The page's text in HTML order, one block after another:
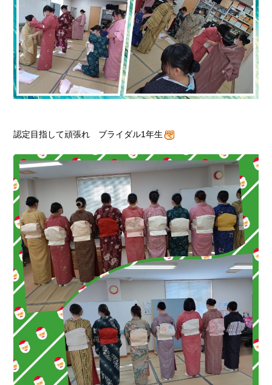
認定目指して頑張れ ブライダル1年生